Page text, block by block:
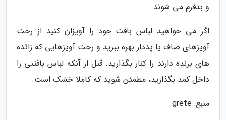
و بدفرم می شوند.
اگر می خواهید لباس بافت خود را آویزان کنید از رخت
آویزهای صاف یا پددار بهره ببرید و رخت آویزهایی که زائده
های برنده دارند را کنار بگذارید. قبل از آنکه لباس بافتنی را
داخل کمد بگذارید، مطمئن شوید که کاملا خشک است.
منبع: grete